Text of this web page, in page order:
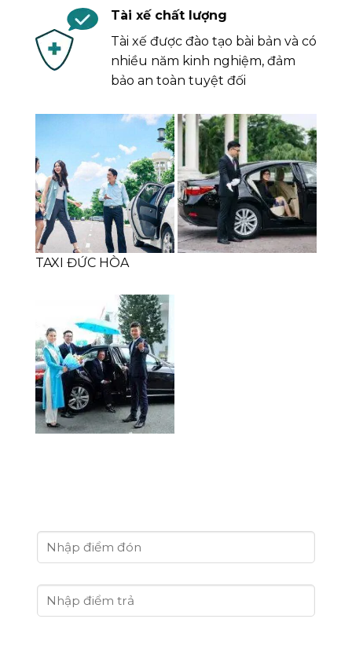
Tài xế chất lượng
Tài xế được đào tạo bài bản và có
nhiều năm kinh nghiệm, đảm
bảo an toàn tuyệt đối
TAXI ĐỨC HÒA